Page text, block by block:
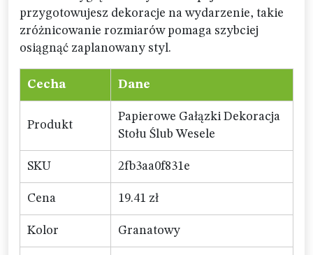
przygotowujesz dekoracje na wydarzenie, takie
zróżnicowanie rozmiarów pomaga szybciej
osiągnąć zaplanowany styl.
Cecha Dane
Produkt
Papierowe Gałązki Dekoracja
Stołu Ślub Wesele
SKU 2fb3aa0f831e
Cena 19.41 zł
Kolor Granatowy